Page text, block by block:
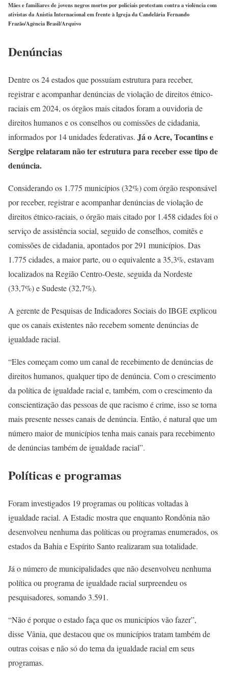
Mães e familiares de jovens negros mortos por policiais protestam contra a violência com
ativistas da Anistia Internacional em frente à Igreja da Candelária Fernando
Frazão/Agência Brasil/Arquivo
Denúncias
Dentre os 24 estados que possuíam estrutura para receber,
registrar e acompanhar denúncias de violação de direitos étnico-
raciais em 2024, os órgãos mais citados foram a ouvidoria de
direitos humanos e os conselhos ou comissões de cidadania,
informados por 14 unidades federativas. Já o Acre, Tocantins e
Sergipe relataram não ter estrutura para receber esse tipo de
denúncia.
Considerando os 1.775 municípios (32%) com órgão responsável
por receber, registrar e acompanhar denúncias de violação de
direitos étnico-raciais, o órgão mais citado por 1.458 cidades foi o
serviço de assistência social, seguido de conselhos, comitês e
comissões de cidadania, apontados por 291 municípios. Das
1.775 cidades, a maior parte, ou o equivalente a 35,3%, estavam
localizados na Região Centro-Oeste, seguida da Nordeste
(33,7%) e Sudeste (32,7%).
A gerente de Pesquisas de Indicadores Sociais do IBGE explicou
que os canais existentes não recebem somente denúncias de
igualdade racial.
“Eles começam como um canal de recebimento de denúncias de
direitos humanos, qualquer tipo de denúncia. Com o crescimento
da política de igualdade racial e, também, com o crescimento da
conscientização das pessoas de que racismo é crime, isso se torna
mais presente nesses canais de denúncia. Então, é natural que um
número maior de municípios tenha mais canais para recebimento
de denúncias também de igualdade racial”.
Políticas e programas
Foram investigados 19 programas ou políticas voltadas à
igualdade racial. A Estadic mostra que enquanto Rondônia não
desenvolveu nenhuma das políticas ou programas enumerados, os
estados da Bahia e Espírito Santo realizaram sua totalidade.
Já o número de municipalidades que não desenvolveu nenhuma
política ou programa de igualdade racial surpreendeu os
pesquisadores, somando 3.591.
“Não é porque o estado faça que os municípios vão fazer”,
disse Vânia, que destacou que os municípios tratam também de
outras coisas e não só do tema da igualdade racial em seus
programas.